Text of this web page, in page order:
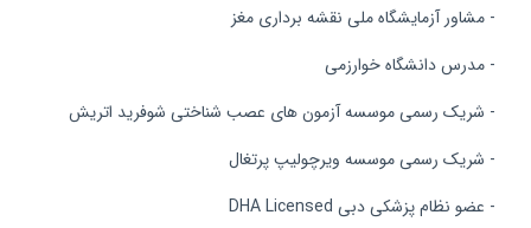
- مشاور آزمایشگاه ملی نقشه برداری مغز
- مدرس دانشگاه خوارزمی
- شریک رسمی موسسه آزمون های عصب شناختی شوفرید اتریش
- شریک رسمی موسسه ویرچولیپ پرتغال
- عضو نظام پزشکی دبی DHA Licensed